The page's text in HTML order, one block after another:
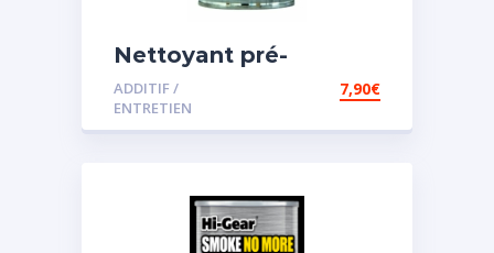
Nettoyant pré-
vidange
ADDITIF /
ENTRETIEN
7,90€